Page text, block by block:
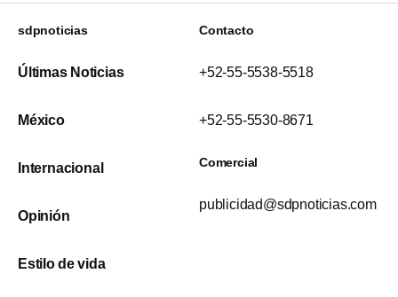
sdpnoticias
Últimas Noticias
México
Internacional
Opinión
Estilo de vida
Contacto
+52-55-5538-5518
+52-55-5530-8671
Comercial
publicidad@sdpnoticias.com